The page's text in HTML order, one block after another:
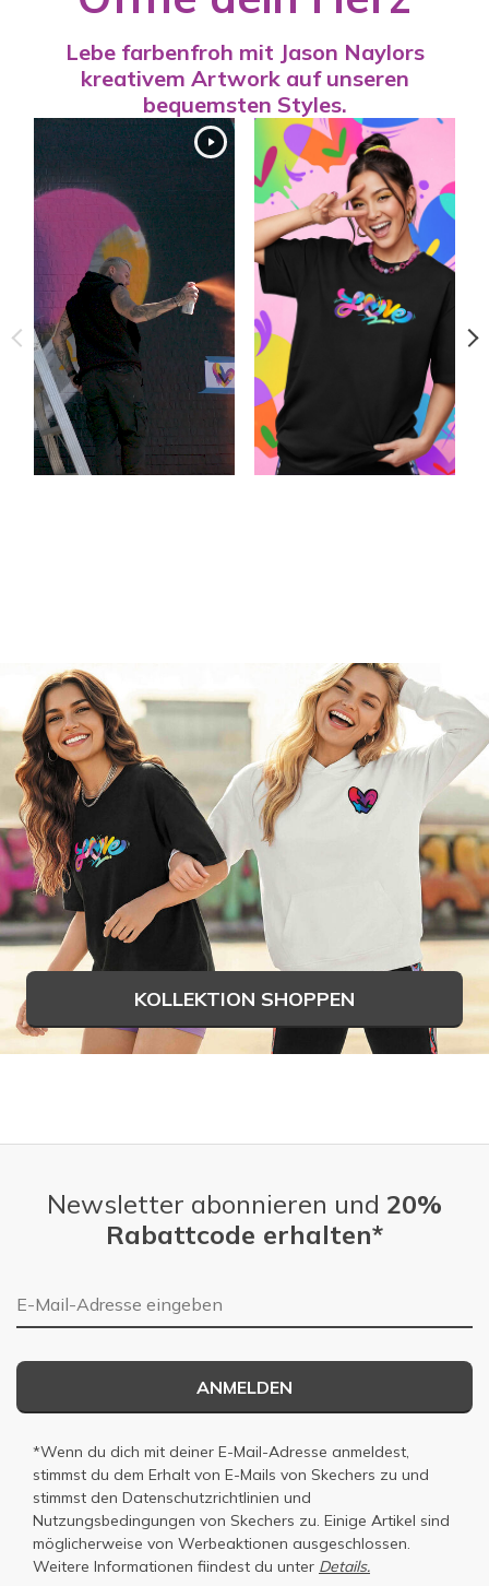
Lebe farbenfroh mit Jason Naylors
kreativem Artwork auf unseren
bequemsten Styles.
KOLLEKTION SHOPPEN
Newsletter abonnieren und 20%
Rabattcode erhalten*
E-Mail-Adresse
ANMELDEN
*Wenn du dich mit deiner E-Mail-Adresse anmeldest,
stimmst du dem Erhalt von E-Mails von Skechers zu und
stimmst den Datenschutzrichtlinien und
Nutzungsbedingungen von Skechers zu. Einige Artikel sind
möglicherweise von Werbeaktionen ausgeschlossen.
Weitere Informationen fiindest du unter Details.